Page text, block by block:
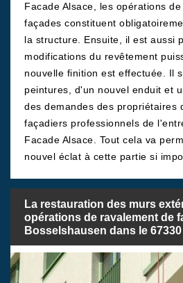
Facade Alsace, les opérations
façades constituent
la structure. Ensuite, il est aussi
modifications du revêtement
nouvelle finition est effectuée. Il
peintures, d'un nouvel enduit et
des demandes des propriétaires
façadiers professionnels de
Facade Alsace. Tout cela va
nouvel éclat à cette partie si
La restauration des murs
opérations de ravalement de
Bosselshausen dans le 67330